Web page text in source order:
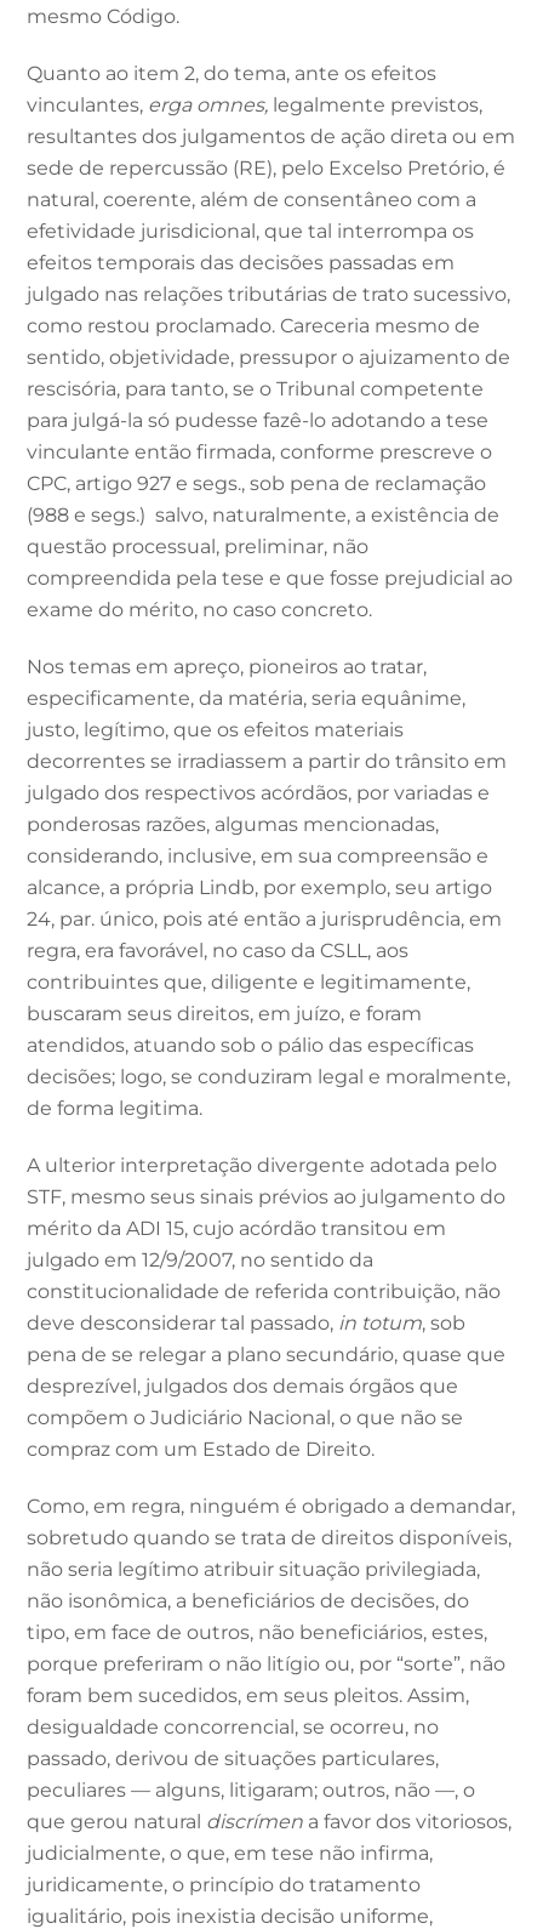
mesmo Código.
Quanto ao item 2, do tema, ante os efeitos
vinculantes, erga omnes, legalmente previstos,
resultantes dos julgamentos de ação direta ou em
sede de repercussão (RE), pelo Excelso Pretório, é
natural, coerente, além de consentâneo com a
efetividade jurisdicional, que tal interrompa os
efeitos temporais das decisões passadas em
julgado nas relações tributárias de trato sucessivo,
como restou proclamado. Careceria mesmo de
sentido, objetividade, pressupor o ajuizamento de
rescisória, para tanto, se o Tribunal competente
para julgá-la só pudesse fazê-lo adotando a tese
vinculante então firmada, conforme prescreve o
CPC, artigo 927 e segs., sob pena de reclamação
(988 e segs.) salvo, naturalmente, a existência de
questão processual, preliminar, não
compreendida pela tese e que fosse prejudicial ao
exame do mérito, no caso concreto.
Nos temas em apreço, pioneiros ao tratar,
especificamente, da matéria, seria equânime,
justo, legítimo, que os efeitos materiais
decorrentes se irradiassem a partir do trânsito em
julgado dos respectivos acórdãos, por variadas e
ponderosas razões, algumas mencionadas,
considerando, inclusive, em sua compreensão e
alcance, a própria Lindb, por exemplo, seu artigo
24, par. único, pois até então a jurisprudência, em
regra, era favorável, no caso da CSLL, aos
contribuintes que, diligente e legitimamente,
buscaram seus direitos, em juízo, e foram
atendidos, atuando sob o pálio das específicas
decisões; logo, se conduziram legal e moralmente,
de forma legitima.
A ulterior interpretação divergente adotada pelo
STF, mesmo seus sinais prévios ao julgamento do
mérito da ADI 15, cujo acórdão transitou em
julgado em 12/9/2007, no sentido da
constitucionalidade de referida contribuição, não
deve desconsiderar tal passado, in totum, sob
pena de se relegar a plano secundário, quase que
desprezível, julgados dos demais órgãos que
compõem o Judiciário Nacional, o que não se
compraz com um Estado de Direito.
Como, em regra, ninguém é obrigado a demandar,
sobretudo quando se trata de direitos disponíveis,
não seria legítimo atribuir situação privilegiada,
não isonômica, a beneficiários de decisões, do
tipo, em face de outros, não beneficiários, estes,
porque preferiram o não litígio ou, por “sorte”, não
foram bem sucedidos, em seus pleitos. Assim,
desigualdade concorrencial, se ocorreu, no
passado, derivou de situações particulares,
peculiares — alguns, litigaram; outros, não —, o
que gerou natural discrímen a favor dos vitoriosos,
judicialmente, o que, em tese não infirma,
juridicamente, o princípio do tratamento
igualitário, pois inexistia decisão uniforme,